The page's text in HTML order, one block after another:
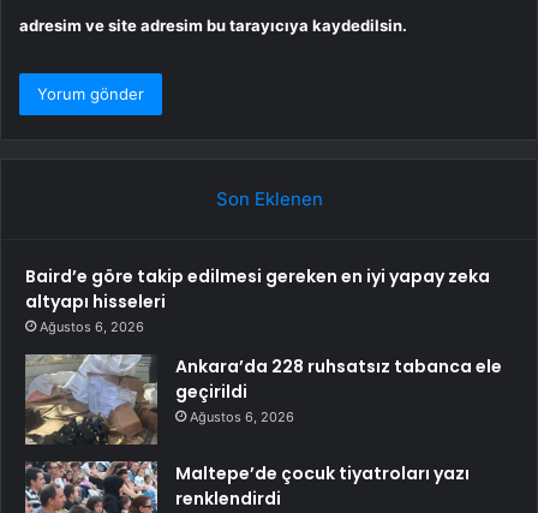
adresim ve site adresim bu tarayıcıya kaydedilsin.
Son Eklenen
Baird’e göre takip edilmesi gereken en iyi yapay zeka
altyapı hisseleri
Ağustos 6, 2026
Ankara’da 228 ruhsatsız tabanca ele
geçirildi
Ağustos 6, 2026
Maltepe’de çocuk tiyatroları yazı
renklendirdi